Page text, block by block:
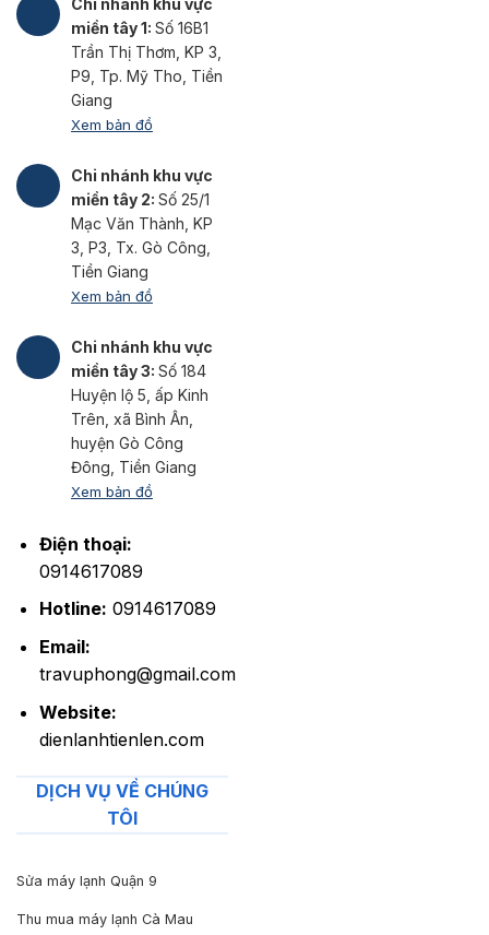
miền tây 1: Số 16B1
Trần Thị Thơm, KP 3,
P9, Tp. Mỹ Tho, Tiền
Giang
Xem bản đồ
Chi nhánh khu vực
miền tây 2: Số 25/1
Mạc Văn Thành, KP
3, P3, Tx. Gò Công,
Tiền Giang
Xem bản đồ
Chi nhánh khu vực
miền tây 3: Số 184
Huyện lộ 5, ấp Kinh
Trên, xã Bình Ân,
huyện Gò Công
Đông, Tiền Giang
Xem bản đồ
Điện thoại:
0914617089
Hotline: 0914617089
Email:
travuphong@gmail.com
Website:
dienlanhtienlen.com
DỊCH VỤ VỀ CHÚNG
TÔI
Sửa máy lạnh Quận 9
Thu mua máy lạnh Cà Mau